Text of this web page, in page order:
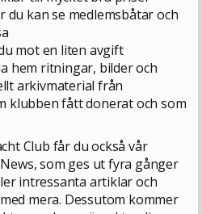
kan se medlemsbåtar och
mot en liten avgift
hem ritningar, bilder och
arkivmaterial från
klubben fått donerat och som
Club får du också vår
som ges ut fyra gånger
intressanta artiklar och
mera. Dessutom kommer